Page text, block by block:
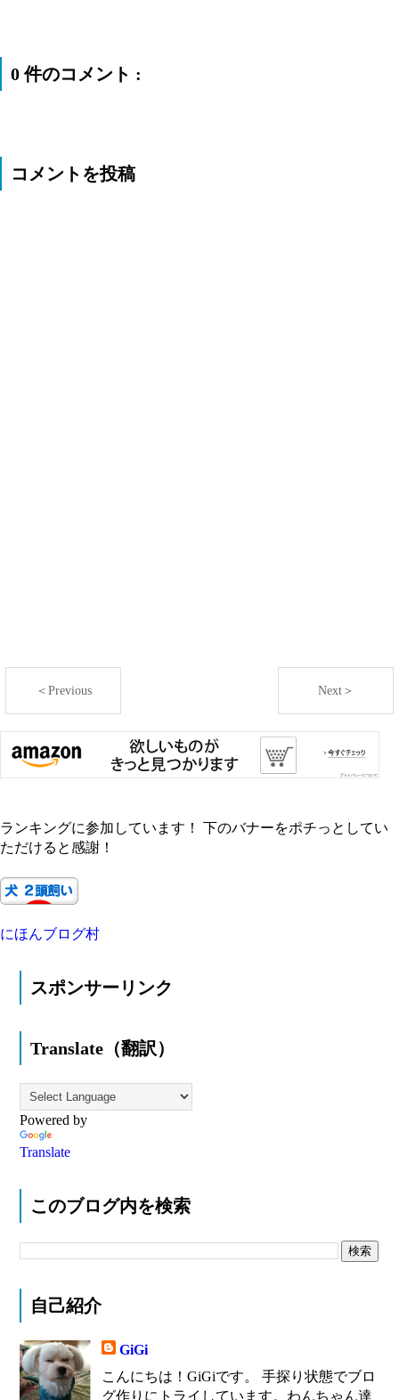
0 件のコメント :
コメントを投稿
＜Previous Next＞
ランキングに参加しています！ 下のバナーをポチっとしてい
ただけると感謝！
にほんブログ村
スポンサーリンク
Translate（翻訳）
Powered by
Translate
このブログ内を検索
自己紹介
GiGi
こんにちは！GiGiです。 手探り状態でブロ
グ作りにトライしています。わんちゃん達